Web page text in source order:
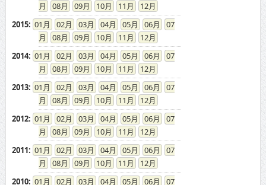
08
09 10 11
12
2015: 01 02 03 04 05 06
07
08
09 10 11
12
2014: 01 02 03 04 05 06
07
08
09 10 11
12
2013: 01 02 03 04 05 06
07
08
09 10 11
12
2012: 01 02 03 04 05 06
07
08
09 10 11
12
2011: 01 02 03 04 05 06
07
08
09 10 11
12
2010: 01 02 03 04 05 06
07